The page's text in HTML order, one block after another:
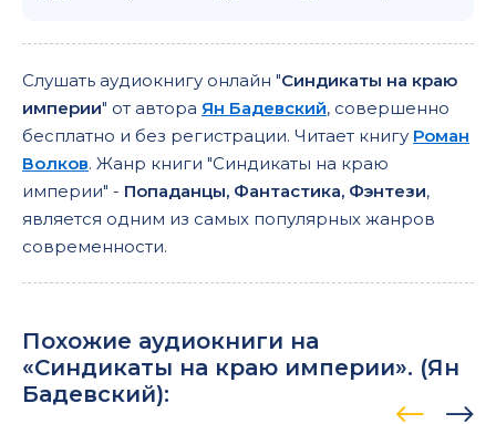
Слушать аудиокнигу онлайн "Синдикаты на краю
империи" от автора Ян Бадевский, совершенно
бесплатно и без регистрации. Читает книгу Роман
Волков. Жанр книги "Синдикаты на краю
империи" - Попаданцы, Фантастика, Фэнтези,
является одним из самых популярных жанров
современности.
Похожие аудиокниги на
«Синдикаты на краю империи». (Ян
Бадевский):